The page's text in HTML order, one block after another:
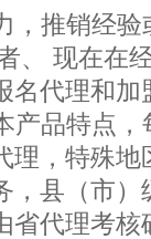
推销经验
、 现在在
名代理和加
品特点，
理，特殊
，县（市
省代理考